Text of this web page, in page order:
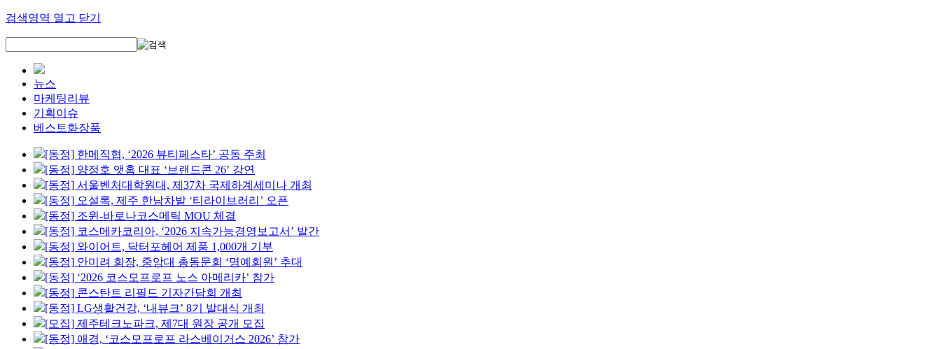
검색영역 열고 닫기
뉴스
마케팅리뷰
기획이슈
베스트화장품
[동정] 한메직협, ‘2026 뷰티페스타’ 공동 주최
[동정] 양정호 앳홈 대표 ‘브랜드콘 26’ 강연
[동정] 서울벤처대학원대, 제37차 국제하계세미나 개최
[동정] 오설록, 제주 한남차밭 ‘티라이브러리’ 오픈
[동정] 조윈-바로나코스메틱 MOU 체결
[동정] 코스메카코리아, ‘2026 지속가능경영보고서’ 발간
[동정] 와이어트, 닥터포헤어 제품 1,000개 기부
[동정] 안미려 회장, 중앙대 총동문회 ‘명예회원’ 추대
[동정] ‘2026 코스모프로프 노스 아메리카’ 참가
[동정] 콘스탄트 리필드 기자간담회 개최
[동정] LG생활건강, ‘내뷰크’ 8기 발대식 개최
[모집] 제주테크노파크, 제7대 원장 공개 모집
[동정] 애경, ‘코스모프로프 라스베이거스 2026’ 참가